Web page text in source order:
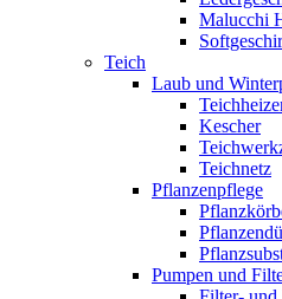
Malucchi
Teich
Laub und
Kescher
Teichnetz
Pflanzenpflege
Pumpen und